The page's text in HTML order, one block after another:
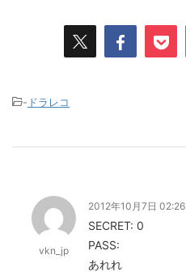
- ドラレコ
vkn_jp
2012年10月7日 02:26
SECRET: 0
PASS:
あれれ